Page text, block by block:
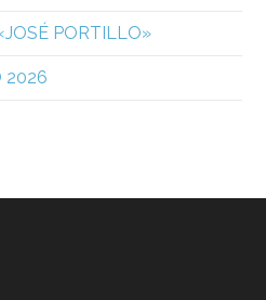
PORTILLO»
2026